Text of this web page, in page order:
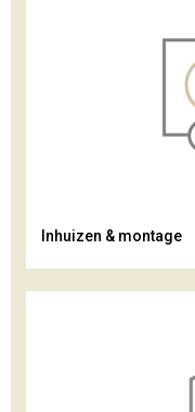
Inhuizen & montage